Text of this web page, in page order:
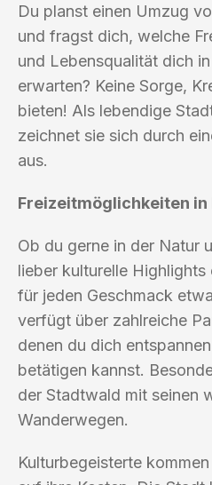
Du planst einen Umzug
und fragst dich, welche
und Lebensqualität dich
erwarten? Keine Sorge,
bieten! Als lebendige
zeichnet sie sich durch
aus.
Freizeitmöglichkeiten in
Ob du gerne in der Natur
lieber kulturelle
für jeden Geschmack
verfügt über zahlreiche
denen du dich
betätigen kannst.
der Stadtwald mit seinen
Wanderwegen.
Kulturbegeisterte